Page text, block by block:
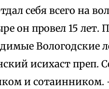
себя всего на
он провел 15 лет.
Вологодские
исихаст преп.
и